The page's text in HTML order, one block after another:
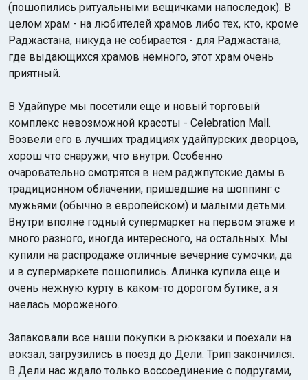
(пошопились ритуальными вещичками напоследок). В
целом храм - на любителей храмов либо тех, кто, кроме
Раджастана, никуда не собирается - для Раджастана,
где выдающихся храмов немного, этот храм очень
приятный.
В Удайпуре мы посетили еще и новый торговый
комплекс невозможной красоты - Celebration Mall.
Возвели его в лучших традициях удайпурских дворцов,
хорош что снаружи, что внутри. Особенно
очаровательно смотрятся в нем раджпутские дамы в
традиционном облачении, пришедшие на шоппинг с
мужьями (обычно в европейском) и малыми детьми.
Внутри вполне годный супермаркет на первом этаже и
много разного, иногда интересного, на остальных. Мы
купили на распродаже отличные вечерние сумочки, да
и в супермаркете пошопились. Алинка купила еще и
очень нежную курту в каком-то дорогом бутике, а я
наелась мороженого.
Запаковали все наши покупки в рюкзаки и поехали на
вокзал, загрузились в поезд до Дели. Трип закончился.
В Дели нас ждало только воссоединение с подругами,